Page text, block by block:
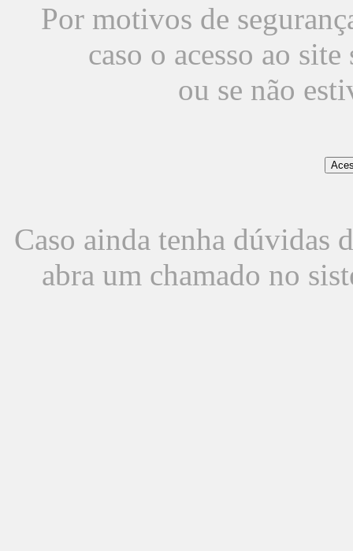
Por motivos de
caso o acesso ao
ou se não
Caso ainda tenha dúvidas
abra um chamado no